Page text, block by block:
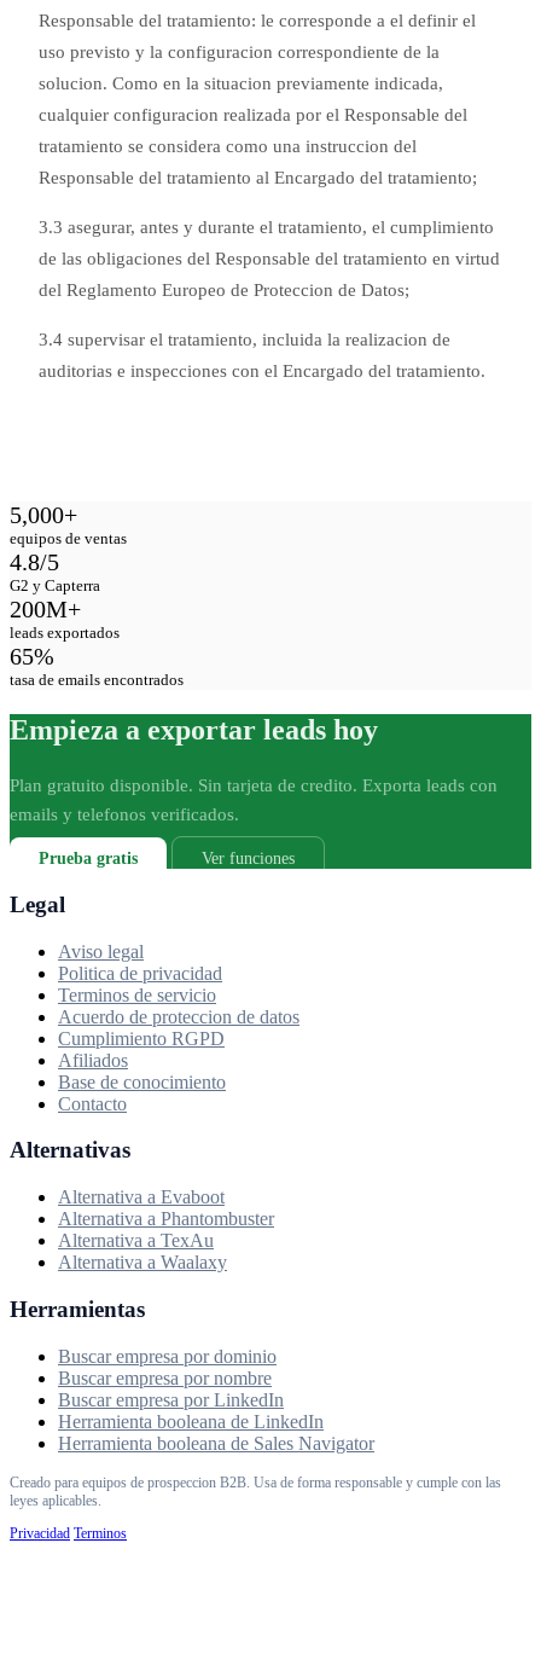
Responsable del tratamiento: le corresponde a el definir el
uso previsto y la configuracion correspondiente de la
solucion. Como en la situacion previamente indicada,
cualquier configuracion realizada por el Responsable del
tratamiento se considera como una instruccion del
Responsable del tratamiento al Encargado del tratamiento;
3.3 asegurar, antes y durante el tratamiento, el cumplimiento
de las obligaciones del Responsable del tratamiento en virtud
del Reglamento Europeo de Proteccion de Datos;
3.4 supervisar el tratamiento, incluida la realizacion de
auditorias e inspecciones con el Encargado del tratamiento.
5,000+
equipos de ventas
4.8/5
G2 y Capterra
200M+
leads exportados
65%
tasa de emails encontrados
Empieza a exportar leads hoy
Plan gratuito disponible. Sin tarjeta de credito. Exporta leads con
emails y telefonos verificados.
Prueba gratis Ver funciones
Legal
Aviso legal
Politica de privacidad
Terminos de servicio
Acuerdo de proteccion de datos
Cumplimiento RGPD
Afiliados
Base de conocimiento
Contacto
Alternativas
Alternativa a Evaboot
Alternativa a Phantombuster
Alternativa a TexAu
Alternativa a Waalaxy
Herramientas
Buscar empresa por dominio
Buscar empresa por nombre
Buscar empresa por LinkedIn
Herramienta booleana de LinkedIn
Herramienta booleana de Sales Navigator
Creado para equipos de prospeccion B2B. Usa de forma responsable y cumple con las
leyes aplicables.
Privacidad Terminos